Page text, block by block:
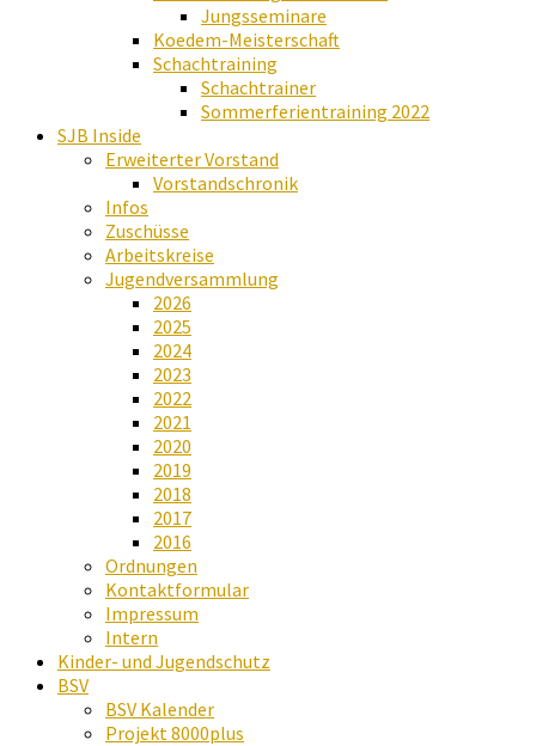
Jungsseminare
Koedem-Meisterschaft
Schachtraining
Schachtrainer
Sommerferientraining 2022
SJB Inside
Erweiterter Vorstand
Vorstandschronik
Infos
Zuschüsse
Arbeitskreise
Jugendversammlung
2026
2025
2024
2023
2022
2021
2020
2019
2018
2017
2016
Ordnungen
Kontaktformular
Impressum
Intern
Kinder- und Jugendschutz
BSV
BSV Kalender
Projekt 8000plus